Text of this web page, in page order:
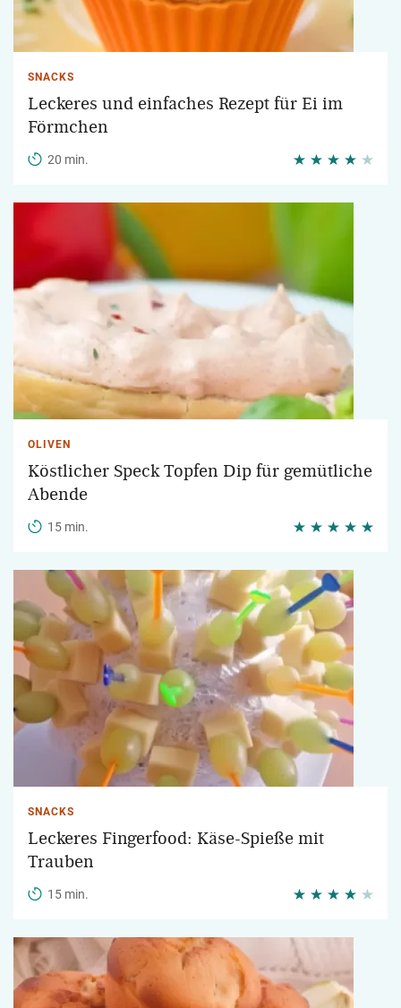
SNACKS
Leckeres und einfaches Rezept für Ei im
Förmchen
20 min.
OLIVEN
Köstlicher Speck Topfen Dip für gemütliche
Abende
15 min.
SNACKS
Leckeres Fingerfood: Käse-Spieße mit
Trauben
15 min.